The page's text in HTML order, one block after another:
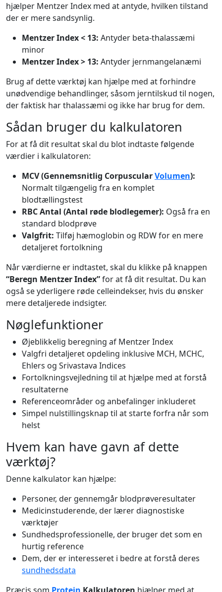
hjælper Mentzer Index med at antyde, hvilken tilstand
der er mere sandsynlig.
Mentzer Index < 13: Antyder beta-thalassæmi
minor
Mentzer Index > 13: Antyder jernmangelanæmi
Brug af dette værktøj kan hjælpe med at forhindre
unødvendige behandlinger, såsom jerntilskud til nogen,
der faktisk har thalassæmi og ikke har brug for dem.
Sådan bruger du kalkulatoren
For at få dit resultat skal du blot indtaste følgende
værdier i kalkulatoren:
MCV (Gennemsnitlig CorpuscularVolumen):
Normalt tilgængelig fra en komplet
blodtællingstest
RBC Antal (Antal røde blodlegemer): Også fra en
standard blodprøve
Valgfrit: Tilføj hæmoglobin og RDW for en mere
detaljeret fortolkning
Når værdierne er indtastet, skal du klikke på knappen
“Beregn Mentzer Index”for at få dit resultat. Du kan
også se yderligere røde celleindekser, hvis du ønsker
mere detaljerede indsigter.
Nøglefunktioner
Øjeblikkelig beregning af Mentzer Index
Valgfri detaljeret opdeling inklusive MCH, MCHC,
Ehlers og Srivastava Indices
Fortolkningsvejledning til at hjælpe med at forstå
resultaterne
Referenceområder og anbefalinger inkluderet
Simpel nulstillingsknap til at starte forfra når som
helst
Hvem kan have gavn af dette
værktøj?
Denne kalkulator kan hjælpe:
Personer, der gennemgår blodprøveresultater
Medicinstuderende, der lærer diagnostiske
værktøjer
Sundhedsprofessionelle, der bruger det som en
hurtig reference
Dem, der er interesseret i bedre at forstå deres
sundhedsdata